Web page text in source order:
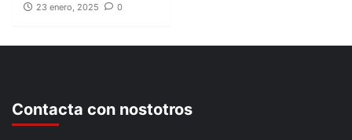
23 enero, 2025
0
Contacta con nostotros